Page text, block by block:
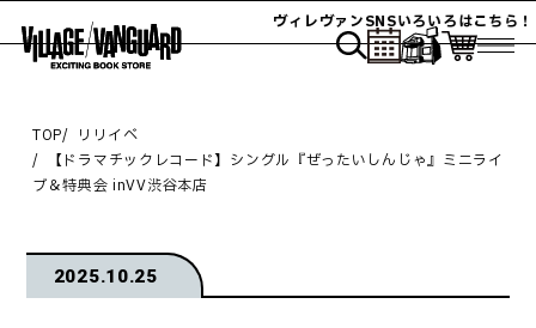
ヴィレヴァンSNSいろいろはこちら！
TOP
リリイベ
【ドラマチックレコード】シングル『ぜったいしんじゃ』ミニライ
ブ＆特典会 inVV渋谷本店
2025.10.25